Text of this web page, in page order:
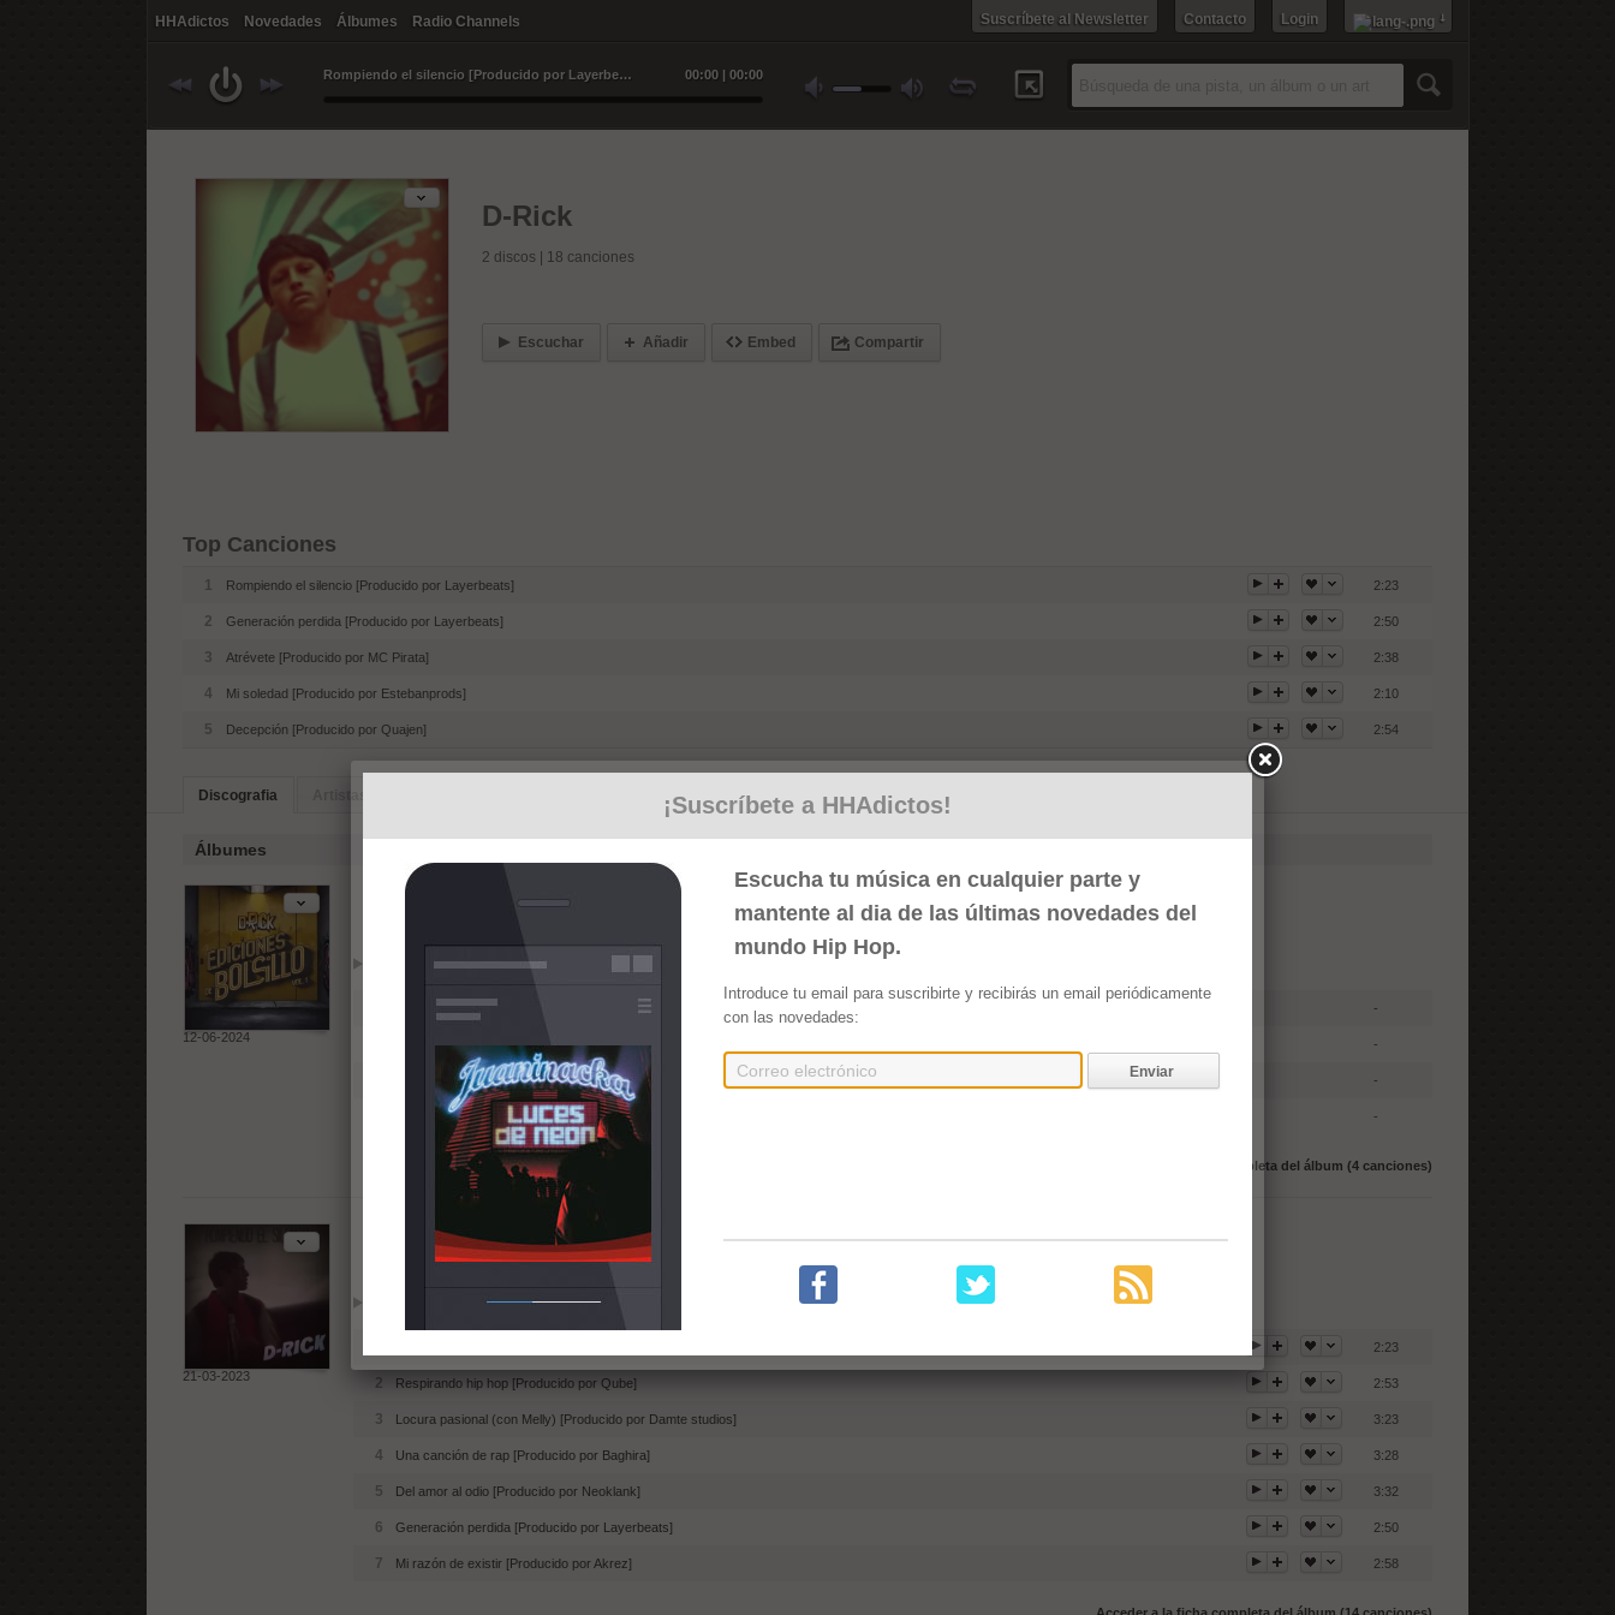
HHAdictos Novedades Álbumes Radio Channels Login
Contacto
Suscríbete al Newsletter
Rompiendo el silencio [Producido por Layerbeats] - D-Rick 00:00 | 00:00
D-Rick
2 discos | 18 canciones
Escuchar Añadir Embed Compartir
Top Canciones
1 Rompiendo el silencio [Producido por Layerbeats] 2:23
2 Generación perdida [Producido por Layerbeats] 2:50
3 Atrévete [Producido por MC Pirata] 2:38
4 Mi soledad [Producido por Estebanprods] 2:10
5 Decepción [Producido por Quajen] 2:54
Discografia
Álbumes
12-06-2024
Ediciones de Bolsillo Vol. 1 (2024)
Reproducir Añadir
Bienvenidos [Producido por D-Rick] -
Hablemos del orgasmo [Producido por D-Rick] -
Golpe de realidad [Producido por D-Rick] -
Spoiler [Producido por D-Rick] -
Acceder a la ficha completa del álbum (4 canciones)
21-03-2023
Rompiendo el Silencio (2023)
Añadir Embed
2:23
2 Respirando hip hop [Producido por Qube] 2:53
3 Locura pasional (con Melly) [Producido por Damte studios] 3:23
4 Una canción de rap [Producido por Baghira] 3:28
5 Del amor al odio [Producido por Neoklank] 3:32
6 Generación perdida [Producido por Layerbeats] 2:50
7 Mi razón de existir [Producido por Akrez] 2:58
¡Suscríbete a HHAdictos!
Escucha tu música en cualquier parte y
mantente al dia de las últimas novedades del
mundo Hip Hop.
Introduce tu email para suscribirte y recibirás un email periódicamente
con las novedades:
Enviar